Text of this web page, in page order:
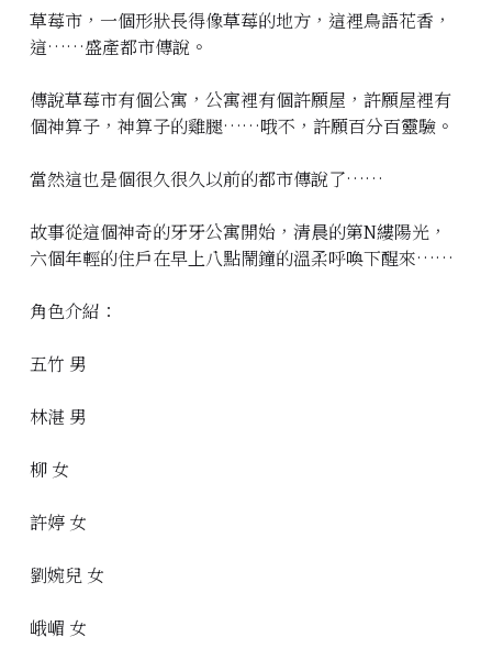
草莓市，一個形狀長得像草莓的地方，這裡鳥語花香，
這……盛產都市傳說。
傳說草莓市有個公寓，公寓裡有個許願屋，許願屋裡有
個神算子，神算子的雞腿……哦不，許願百分百靈驗。
當然這也是個很久很久以前的都市傳說了……
故事從這個神奇的牙牙公寓開始，清晨的第N縷陽光，
六個年輕的住戶在早上八點鬧鐘的溫柔呼喚下醒來……
角色介紹：
五竹 男
林湛 男
柳 女
許婷 女
劉婉兒 女
峨嵋 女